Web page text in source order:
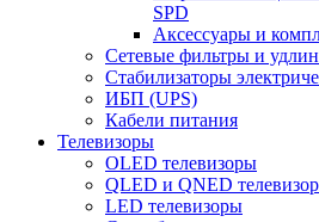
SPD
Аксессуары и
Сетевые фильтры и
Стабилизаторы
ИБП (UPS)
Кабели питания
Телевизоры
OLED телевизоры
QLED и QNED
LED телевизоры